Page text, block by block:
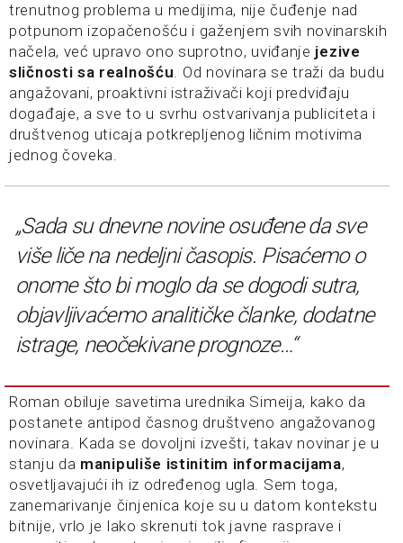
trenutnog problema u medijima, nije čuđenje nad
potpunom izopačenošću i gaženjem svih novinarskih
načela, već upravo ono suprotno, uviđanje jezive
sličnosti sa realnošću. Od novinara se traži da budu
angažovani, proaktivni istraživači koji predviđaju
događaje, a sve to u svrhu ostvarivanja publiciteta i
društvenog uticaja potkrepljenog ličnim motivima
jednog čoveka.
„Sada su dnevne novine osuđene da sve
više liče na nedeljni časopis. Pisaćemo o
onome što bi moglo da se dogodi sutra,
objavljivaćemo analitičke članke, dodatne
istrage, neočekivane prognoze…“
Roman obiluje savetima urednika Simeija, kako da
postanete antipod časnog društveno angažovanog
novinara. Kada se dovoljni izvešti, takav novinar je u
stanju da manipuliše istinitim informacijama,
osvetljavajući ih iz određenog ugla. Sem toga,
zanemarivanje činjenica koje su u datom kontekstu
bitnije, vrlo je lako skrenuti tok javne rasprave i